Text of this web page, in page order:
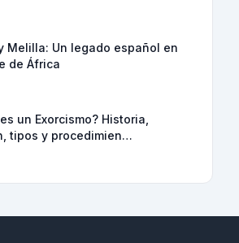
Melilla: Un legado español en
de África
un Exorcismo? Historia,
tipos y procedimien…